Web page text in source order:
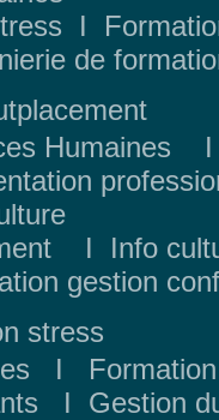
I
de
Humaines
I Info
gestion
stress
I
I Gestion